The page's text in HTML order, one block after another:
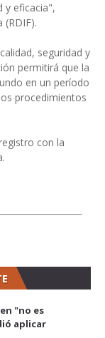
y eficacia",
seguridad y
permitirá que la
en un período
procedimientos
con la
"no es
aplicar